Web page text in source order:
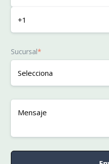
Sucursal*